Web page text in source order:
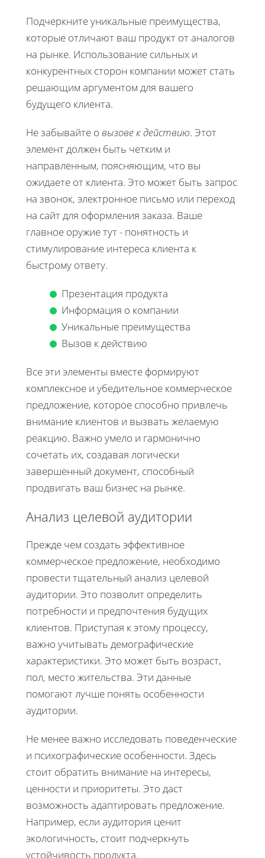
Подчеркните уникальные преимущества,
которые отличают ваш продукт от аналогов
на рынке. Использование сильных и
конкурентных сторон компании может стать
решающим аргументом для вашего
будущего клиента.
Не забывайте о вызове к действию. Этот
элемент должен быть четким и
направленным, поясняющим, что вы
ожидаете от клиента. Это может быть запрос
на звонок, электронное письмо или переход
на сайт для оформления заказа. Ваше
главное оружие тут - понятность и
стимулирование интереса клиента к
быстрому ответу.
Презентация продукта
Информация о компании
Уникальные преимущества
Вызов к действию
Все эти элементы вместе формируют
комплексное и убедительное коммерческое
предложение, которое способно привлечь
внимание клиентов и вызвать желаемую
реакцию. Важно умело и гармонично
сочетать их, создавая логически
завершенный документ, способный
продвигать ваш бизнес на рынке.
Анализ целевой аудитории
Прежде чем создать эффективное
коммерческое предложение, необходимо
провести тщательный анализ целевой
аудитории. Это позволит определить
потребности и предпочтения будущих
клиентов. Приступая к этому процессу,
важно учитывать демографические
характеристики. Это может быть возраст,
пол, место жительства. Эти данные
помогают лучше понять особенности
аудитории.
Не менее важно исследовать поведенческие
и психографические особенности. Здесь
стоит обратить внимание на интересы,
ценности и приоритеты. Это даст
возможность адаптировать предложение.
Например, если аудитория ценит
экологичность, стоит подчеркнуть
устойчивость продукта.